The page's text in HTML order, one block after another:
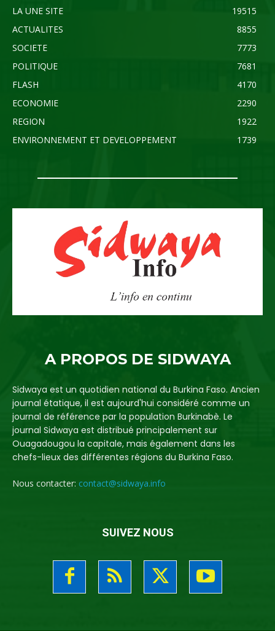
LA UNE SITE
19515
ACTUALITES
8855
SOCIETE
7773
POLITIQUE
7681
FLASH
4170
ECONOMIE
2290
REGION
1922
ENVIRONNEMENT ET DEVELOPPEMENT
1739
A PROPOS DE SIDWAYA
Sidwaya est un quotidien national du Burkina Faso. Ancien
journal étatique, il est aujourd'hui considéré comme un
journal de référence par la population Burkinabè. Le
journal Sidwaya est distribué principalement sur
Ouagadougou la capitale, mais également dans les
chefs-lieux des différentes régions du Burkina Faso.
Nous contacter: contact@sidwaya.info
SUIVEZ NOUS